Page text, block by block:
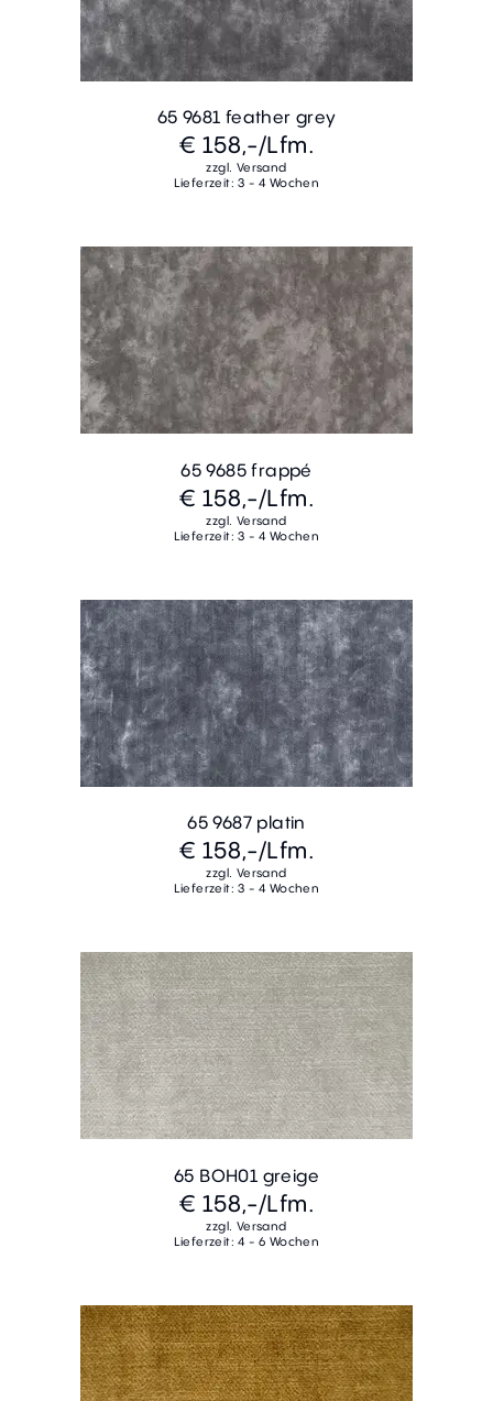
65 9681 feather grey
€ 158,-/Lfm.
zzgl. Versand
Lieferzeit: 3 - 4 Wochen
65 9685 frappé
€ 158,-/Lfm.
zzgl. Versand
Lieferzeit: 3 - 4 Wochen
65 9687 platin
€ 158,-/Lfm.
zzgl. Versand
Lieferzeit: 3 - 4 Wochen
65 BOH01 greige
€ 158,-/Lfm.
zzgl. Versand
Lieferzeit: 4 - 6 Wochen